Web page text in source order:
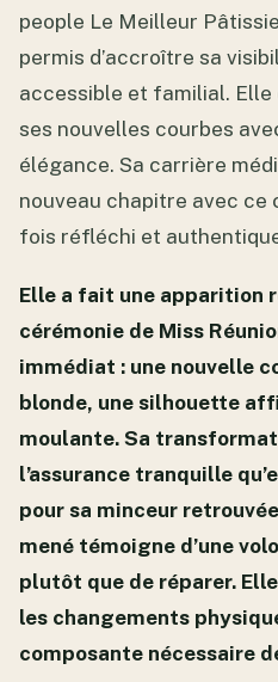
people Le Meilleur
permis d’accroître sa
accessible et familial. Elle
ses nouvelles courbes
élégance. Sa carrière
nouveau chapitre avec ce
fois réfléchi et
Elle a fait une apparition
cérémonie de Miss
immédiat : une nouvelle
blonde, une silhouette
moulante. Sa
l’assurance tranquille
pour sa minceur
mené témoigne d’une
plutôt que de réparer.
les changements
composante nécessaire